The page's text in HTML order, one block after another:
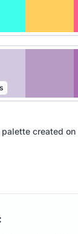
created on